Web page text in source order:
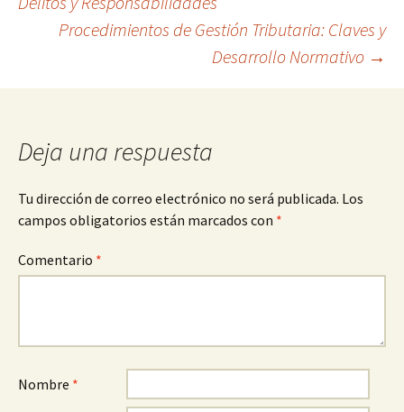
entradas
Procedimientos de Gestión Tributaria: Claves y
Desarrollo Normativo →
Deja una respuesta
Tu dirección de correo electrónico no será publicada. Los
campos obligatorios están marcados con *
Comentario *
Nombre *